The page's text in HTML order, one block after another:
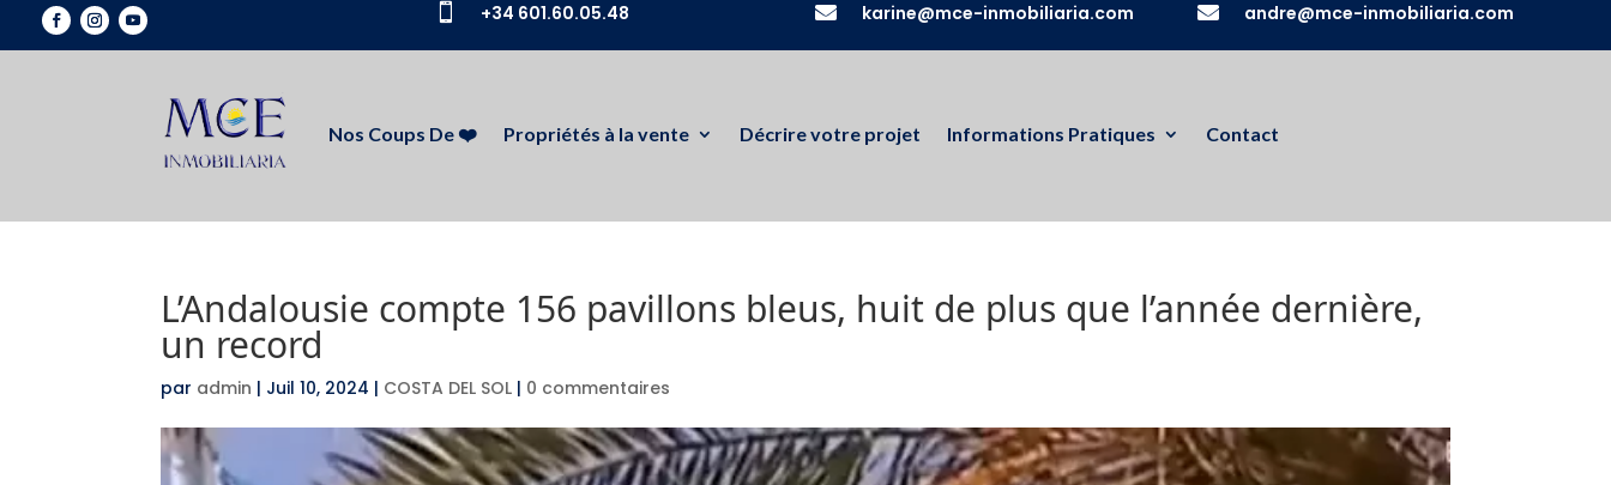
 +34 601.60.05.48  karine@mce-inmobiliaria.com  andre@mce-inmobiliaria.com
Nos Coups De ❤️ Propriétés à la vente Décrire votre projet Informations Pratiques Contact
L’Andalousie compte 156 pavillons bleus, huit de plus que l’année dernière,
un record
par admin | Juil 10, 2024 | COSTA DEL SOL | 0 commentaires